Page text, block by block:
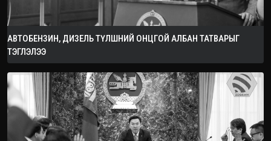
АВТОБЕНЗИН, ДИЗЕЛЬ ТҮЛШНИЙ ОНЦГОЙ АЛБАН ТАТВАРЫГ
ТЭГЛЭЛЭЭ